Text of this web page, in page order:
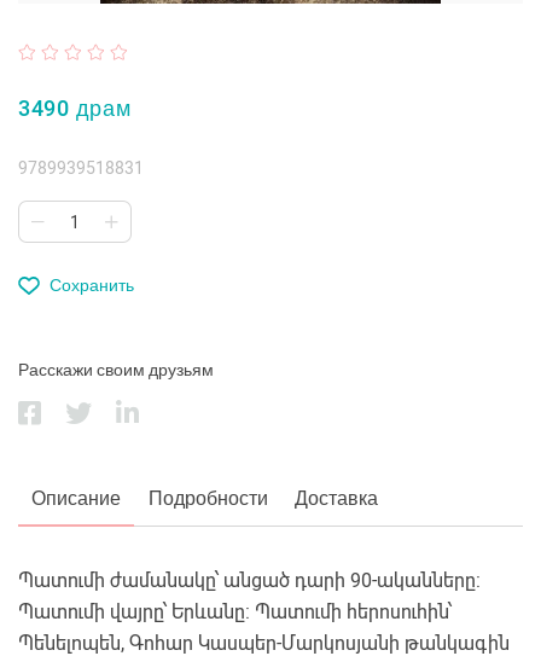
3490 драм
9789939518831
Сохранить
Расскажи своим друзьям
Описание Подробности Доставка
Պատումի ժամանակը՝ անցած դարի 90-ականները:
Պատումի վայրը՝ Երևանը: Պատումի հերոսուհին՝
Պենելոպեն, Գոհար Կասպեր-Մարկոսյանի թանկագին